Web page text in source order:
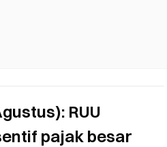
RUU
pajak besar